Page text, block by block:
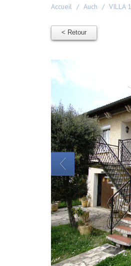
Accueil Auch VILLA
< Retour